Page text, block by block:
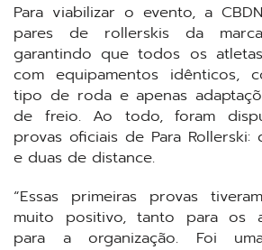
Para viabilizar o evento, a
pares de rollerskis da
garantindo que todos os
com equipamentos idênticos,
tipo de roda e apenas
de freio. Ao todo, foram
provas oficiais de Para
e duas de distance.
“Essas primeiras provas
muito positivo, tanto para os
para a organização. Foi